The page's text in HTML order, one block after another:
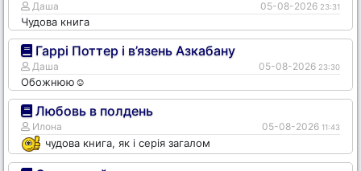
Даша 05-08-2026 23:31
Чудова книга
Гаррі Поттер і в’язень Азкабану
Даша 05-08-2026 23:30
Обожнюю☺️
Любовь в полдень
Илона 05-08-2026 11:43
чудова книга, як і серія загалом